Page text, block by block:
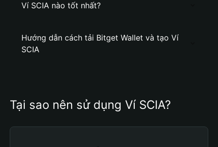
Ví SCIA nào tốt nhất?
Hướng dẫn cách tải Bitget Wallet và tạo Ví
SCIA
Tại sao nên sử dụng Ví SCIA?